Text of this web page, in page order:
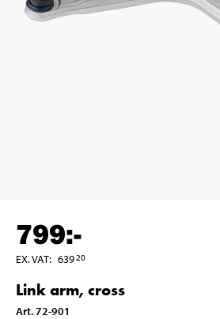
799:-
EX. VAT: 63920
Link arm, cross
Art.72-901